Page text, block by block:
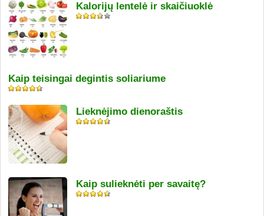
Kalorijų lentelė ir skaičiuoklė
Kaip teisingai degintis soliariume
Lieknėjimo dienoraštis
Kaip sulieknėti per savaitę?